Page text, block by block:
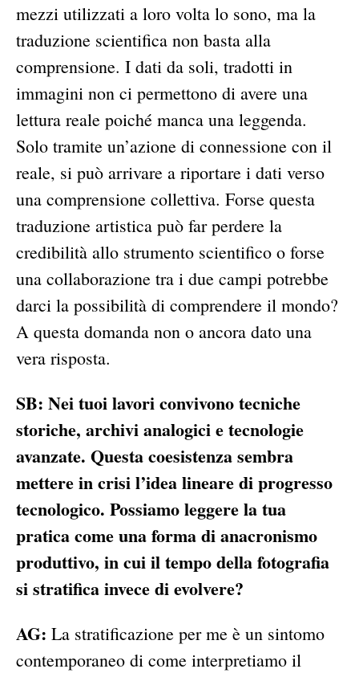
mezzi utilizzati a loro volta lo sono, ma la
traduzione scientifica non basta alla
comprensione. I dati da soli, tradotti in
immagini non ci permettono di avere una
lettura reale poiché manca una leggenda.
Solo tramite un’azione di connessione con il
reale, si può arrivare a riportare i dati verso
una comprensione collettiva. Forse questa
traduzione artistica può far perdere la
credibilità allo strumento scientifico o forse
una collaborazione tra i due campi potrebbe
darci la possibilità di comprendere il mondo?
A questa domanda non o ancora dato una
vera risposta.
SB: Nei tuoi lavori convivono tecniche
storiche, archivi analogici e tecnologie
avanzate. Questa coesistenza sembra
mettere in crisi l’idea lineare di progresso
tecnologico. Possiamo leggere la tua
pratica come una forma di anacronismo
produttivo, in cui il tempo della fotografia
si stratifica invece di evolvere?
AG: La stratificazione per me è un sintomo
contemporaneo di come interpretiamo il